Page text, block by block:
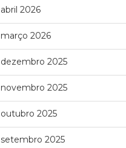
abril 2026
março 2026
dezembro 2025
novembro 2025
outubro 2025
setembro 2025